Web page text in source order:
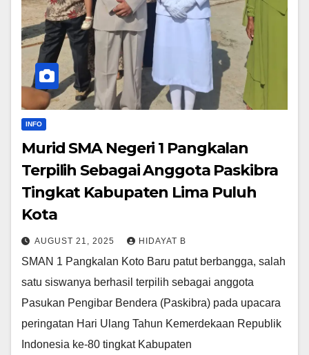
INFO
Murid SMA Negeri 1 Pangkalan
Terpilih Sebagai Anggota Paskibra
Tingkat Kabupaten Lima Puluh
Kota
AUGUST 21, 2025 HIDAYAT B
SMAN 1 Pangkalan Koto Baru patut berbangga, salah
satu siswanya berhasil terpilih sebagai anggota
Pasukan Pengibar Bendera (Paskibra) pada upacara
peringatan Hari Ulang Tahun Kemerdekaan Republik
Indonesia ke-80 tingkat Kabupaten